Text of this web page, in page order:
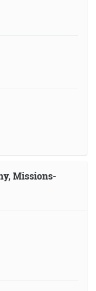
Missions-